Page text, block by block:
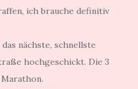
ich brauche definitiv
nächste, schnellste
hochgeschickt. Die 3